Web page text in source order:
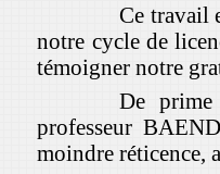
Ce travail
notre cycle de
témoigner notre
De prime
professeur
moindre réticence,